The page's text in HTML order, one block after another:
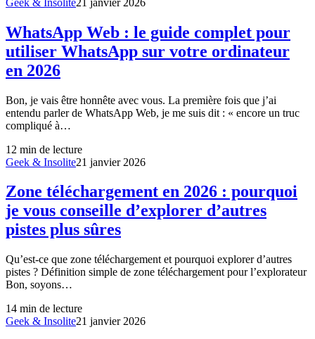
WhatsApp Web : le guide complet pour
utiliser WhatsApp sur votre ordinateur
en 2026
Bon, je vais être honnête avec vous. La première fois que j’ai
entendu parler de WhatsApp Web, je me suis dit : « encore un truc
compliqué à…
12 min de lecture
Geek & Insolite21 janvier 2026
Zone téléchargement en 2026 : pourquoi
je vous conseille d’explorer d’autres
pistes plus sûres
Qu’est-ce que zone téléchargement et pourquoi explorer d’autres
pistes ? Définition simple de zone téléchargement pour l’explorateur
Bon, soyons…
14 min de lecture
Geek & Insolite21 janvier 2026